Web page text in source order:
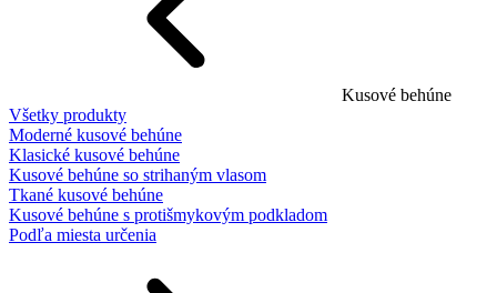
Kusové behúne
Všetky produkty
Moderné kusové behúne
Klasické kusové behúne
Kusové behúne so strihaným vlasom
Tkané kusové behúne
Kusové behúne s protišmykovým podkladom
Podľa miesta určenia